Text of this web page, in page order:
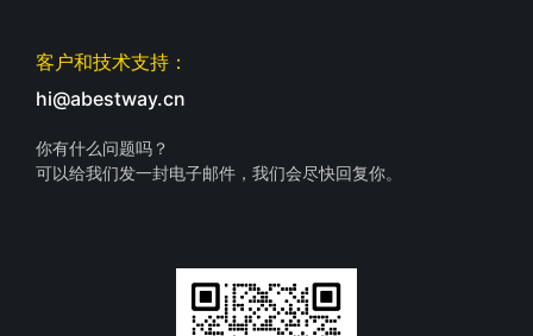
客户和技术支持：
hi@abestway.cn
你有什么问题吗？
可以给我们发一封电子邮件，我们会尽快回复你。